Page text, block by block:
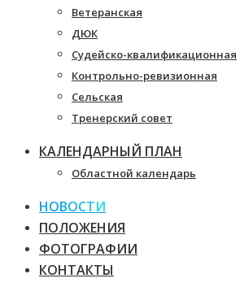
Ветеранская
ДЮК
Судейско-квалификационная
Контрольно-ревизионная
Сельская
Тренерский совет
КАЛЕНДАРНЫЙ ПЛАН
Областной календарь
НОВОСТИ
ПОЛОЖЕНИЯ
ФОТОГРАФИИ
КОНТАКТЫ